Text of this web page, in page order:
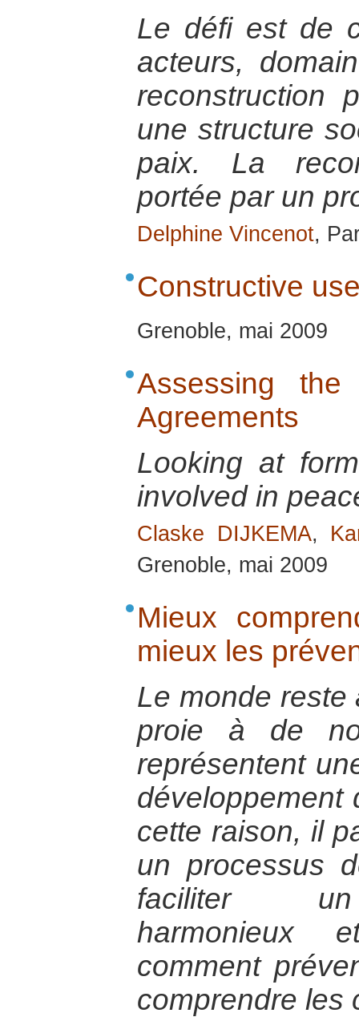
Le défi est de
acteurs,
reconstruction
une structure
paix. La
portée par un
Delphine Vincenot,
Constructive
Grenoble, mai 2009
Assessing
Agreements
Looking at
involved in
Claske DIJKEMA,
Grenoble, mai 2009
Mieux
mieux les
Le monde reste
proie à de
représentent
développement
cette raison, il
un processus
faciliter un
harmonieux
comment
comprendre les